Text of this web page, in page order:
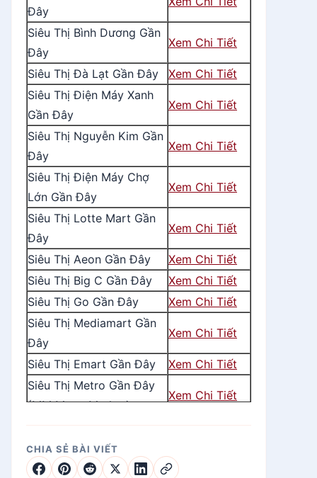
Đây
Siêu Thị Bình Dương Gần
Đây
Xem Chi Tiết
Siêu Thị Đà Lạt Gần Đây
Xem Chi Tiết
Siêu Thị Điện Máy Xanh
Gần Đây
Xem Chi Tiết
Siêu Thị Nguyễn Kim Gần
Đây
Xem Chi Tiết
Siêu Thị Điện Máy Chợ
Lớn Gần Đây
Xem Chi Tiết
Siêu Thị Lotte Mart Gần
Đây
Xem Chi Tiết
Siêu Thị Aeon Gần Đây
Xem Chi Tiết
Siêu Thị Big C Gần Đây
Xem Chi Tiết
Siêu Thị Go Gần Đây
Xem Chi Tiết
Siêu Thị Mediamart Gần
Đây
Xem Chi Tiết
Siêu Thị Emart Gần Đây
Xem Chi Tiết
Siêu Thị Metro Gần Đây
(MM Mega Market)
Xem Chi Tiết
Đây
Siêu Thị VinMart/
CHIA SẺ BÀI VIẾT